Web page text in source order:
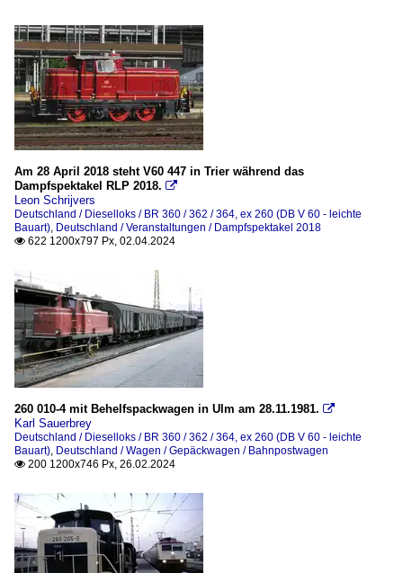
Am 28 April 2018 steht V60 447 in Trier während das
Dampfspektakel RLP 2018. 
Leon Schrijvers
Deutschland / Dieselloks / BR 360 / 362 / 364, ex 260 (DB V 60 - leichte
Bauart), Deutschland / Veranstaltungen / Dampfspektakel 2018
 622 1200x797 Px, 02.04.2024
260 010-4 mit Behelfspackwagen in Ulm am 28.11.1981. 
Karl Sauerbrey
Deutschland / Dieselloks / BR 360 / 362 / 364, ex 260 (DB V 60 - leichte
Bauart), Deutschland / Wagen / Gepäckwagen / Bahnpostwagen
 200 1200x746 Px, 26.02.2024